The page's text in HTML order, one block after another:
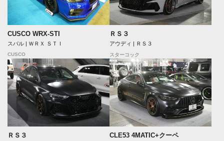
CUSCO WRX-STI
スバル | ＷＲＸ ＳＴＩ
CUSCO
ＲＳ３
アウディ | ＲＳ３
スターコック
ＲＳ３ CLE53 4MATIC+クーペ